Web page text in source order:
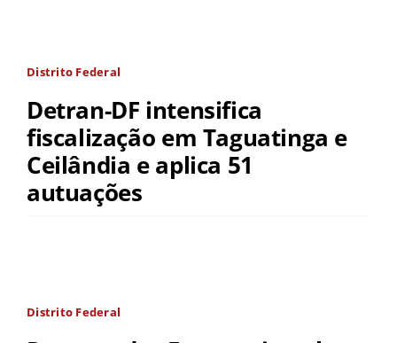
Distrito Federal
Detran-DF intensifica
fiscalização em Taguatinga e
Ceilândia e aplica 51
autuações
Distrito Federal